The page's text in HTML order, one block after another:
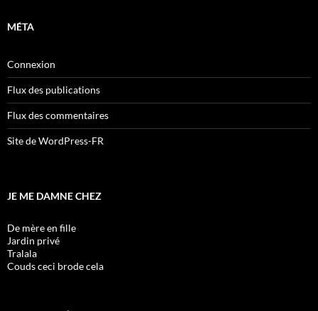
MÉTA
Connexion
Flux des publications
Flux des commentaires
Site de WordPress-FR
JE ME DAMNE CHEZ
De mère en fille
Jardin privé
Tralala
Couds ceci brode cela